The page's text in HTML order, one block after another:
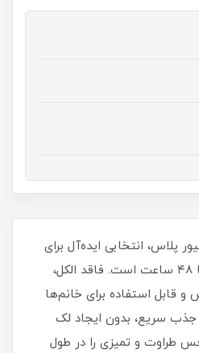
پلاس، انتخابی ایده‌آل برای
کنترل تعریق و بوی بدن تا ۴۸ ساعت است. فاقد الکل،
استفاده برای خانم‌ها
سریع، بدون ایجاد لک
طراوت و تمیزی را در طول